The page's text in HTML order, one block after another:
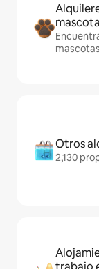
mascotas
Otros
2,130